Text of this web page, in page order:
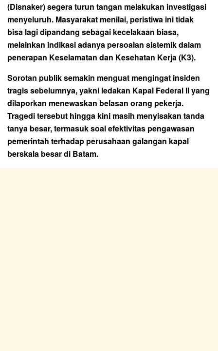
(Disnaker) segera turun tangan melakukan investigasi
menyeluruh. Masyarakat menilai, peristiwa ini tidak
bisa lagi dipandang sebagai kecelakaan biasa,
melainkan indikasi adanya persoalan sistemik dalam
penerapan Keselamatan dan Kesehatan Kerja (K3).
Sorotan publik semakin menguat mengingat insiden
tragis sebelumnya, yakni ledakan Kapal Federal II yang
dilaporkan menewaskan belasan orang pekerja.
Tragedi tersebut hingga kini masih menyisakan tanda
tanya besar, termasuk soal efektivitas pengawasan
pemerintah terhadap perusahaan galangan kapal
berskala besar di Batam.